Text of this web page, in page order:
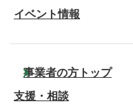
イベント情報
事業者の方トップ
支援・相談